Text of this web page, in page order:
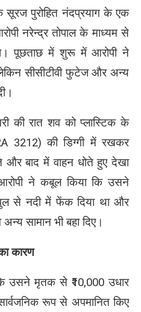
सूरज पुरोहित नंदप्रयाग के एक
नरेन्द्र तोपाल के माध्यम से
पूछताछ में शुरू में आरोपी ने
सीसीटीवी फुटेज और अन्य
की रात शव को प्लास्टिक के
3212) की डिग्गी में रखकर
बाद में वाहन धोते हुए देखा
ने कबूल किया कि उसने
से नदी में फेंक दिया था और
अन्य सामान भी बहा दिए।
कारण
उसने मृतक से ₹10,000 उधार
रूप से अपमानित किए